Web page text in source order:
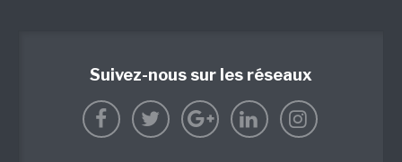
Suivez-nous sur les réseaux